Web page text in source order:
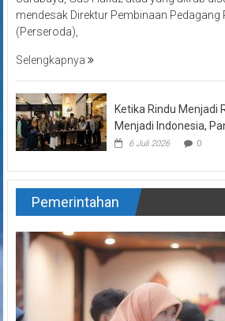
mendesak Direktur Pembinaan Pedagang
(Perseroda),
Selengkapnya
Ketika Rindu Menjadi
Menjadi Indonesia,
6 Juli 2026 0
Pemerintahan